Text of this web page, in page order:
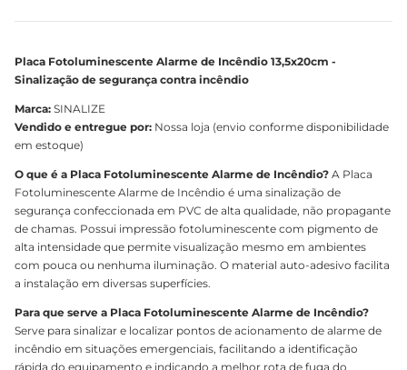
Placa Fotoluminescente Alarme de Incêndio 13,5x20cm -
Sinalização de segurança contra incêndio
Marca: SINALIZE
Vendido e entregue por: Nossa loja (envio conforme disponibilidade
em estoque)
O que é a Placa Fotoluminescente Alarme de Incêndio? A Placa
Fotoluminescente Alarme de Incêndio é uma sinalização de
segurança confeccionada em PVC de alta qualidade, não propagante
de chamas. Possui impressão fotoluminescente com pigmento de
alta intensidade que permite visualização mesmo em ambientes
com pouca ou nenhuma iluminação. O material auto-adesivo facilita
a instalação em diversas superfícies.
Para que serve a Placa Fotoluminescente Alarme de Incêndio?
Serve para sinalizar e localizar pontos de acionamento de alarme de
incêndio em situações emergenciais, facilitando a identificação
rápida do equipamento e indicando a melhor rota de fuga do